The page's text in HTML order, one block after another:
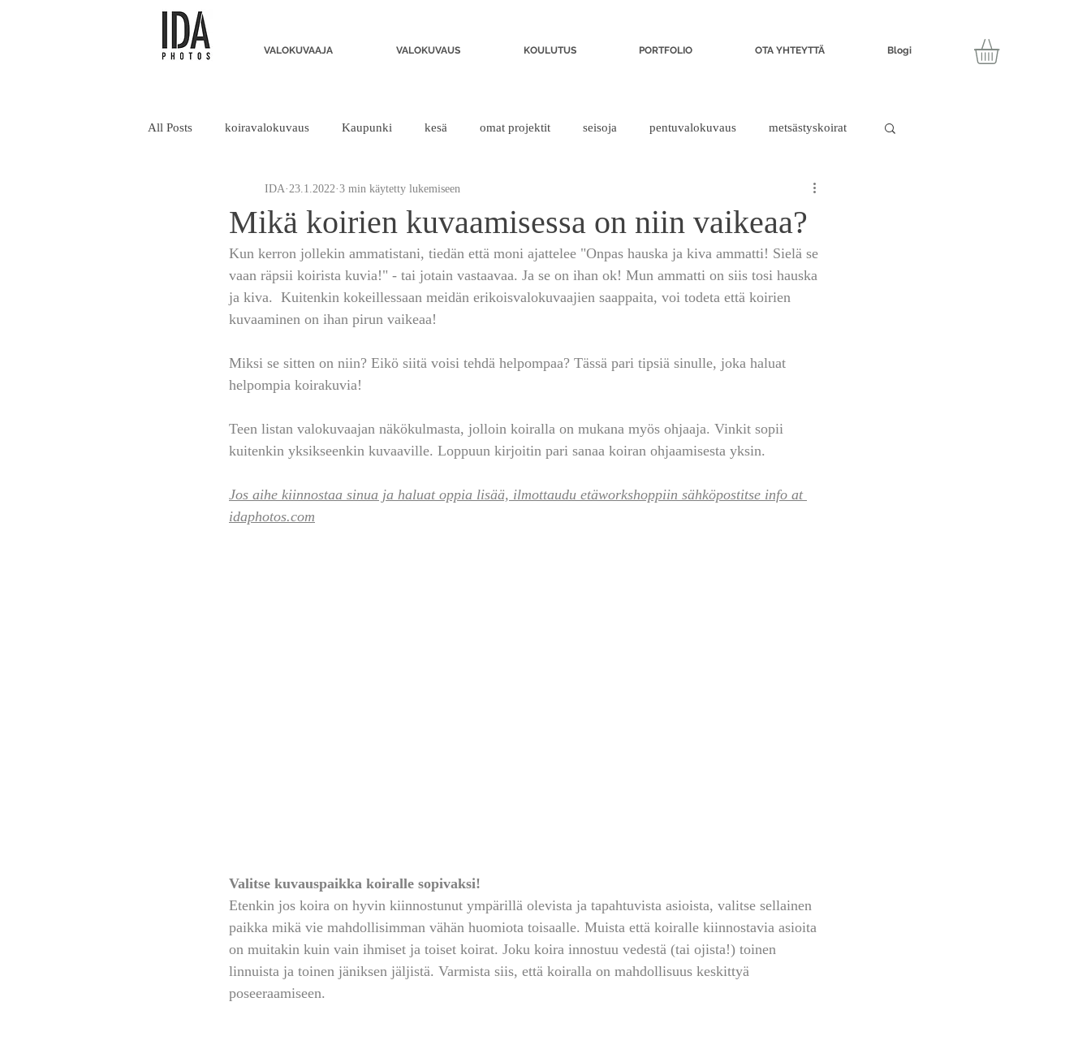
VALOKUVAAJA VALOKUVAUS KOULUTUS PORTFOLIO OTA YHTEYTTÄ Blogi
All Posts koiravalokuvaus Kaupunki kesä omat projektit seisoja pentuvalokuvaus metsästyskoirat
Mikä koirien kuvaamisessa on niin vaikeaa?
IDA 23.1.2022 3 min käytetty lukemiseen
Kun kerron jollekin ammatistani, tiedän että moni ajattelee "Onpas hauska ja kiva ammatti! Sielä se
vaan räpsii koirista kuvia!" - tai jotain vastaavaa. Ja se on ihan ok! Mun ammatti on siis tosi hauska
ja kiva.  Kuitenkin kokeillessaan meidän erikoisvalokuvaajien saappaita, voi todeta että koirien
kuvaaminen on ihan pirun vaikeaa!
Miksi se sitten on niin? Eikö siitä voisi tehdä helpompaa? Tässä pari tipsiä sinulle, joka haluat
helpompia koirakuvia!
Teen listan valokuvaajan näkökulmasta, jolloin koiralla on mukana myös ohjaaja. Vinkit sopii
kuitenkin yksikseenkin kuvaaville. Loppuun kirjoitin pari sanaa koiran ohjaamisesta yksin.
Jos aihe kiinnostaa sinua ja haluat oppia lisää, ilmottaudu etäworkshoppiin sähköpostitse info at
idaphotos.com
Valitse kuvauspaikka koiralle sopivaksi!
Etenkin jos koira on hyvin kiinnostunut ympärillä olevista ja tapahtuvista asioista, valitse sellainen
paikka mikä vie mahdollisimman vähän huomiota toisaalle. Muista että koiralle kiinnostavia asioita
on muitakin kuin vain ihmiset ja toiset koirat. Joku koira innostuu vedestä (tai ojista!) toinen
linnuista ja toinen jäniksen jäljistä. Varmista siis, että koiralla on mahdollisuus keskittyä
poseeraamiseen.